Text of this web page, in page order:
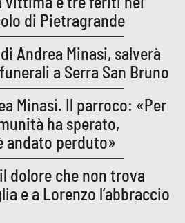
di Pietragrande
Andrea Minasi, salverà
a Serra San Bruno
Minasi. Il parroco: «Per
ha sperato,
andato perduto»
dolore che non trova
e a Lorenzo l’abbraccio